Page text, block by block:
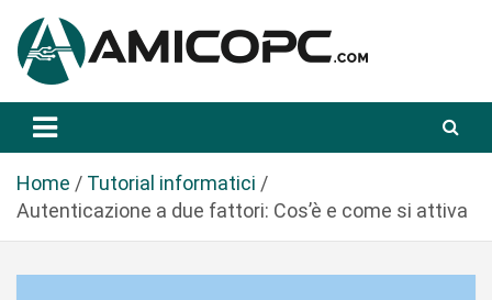
a
Amicopc.com
Home
Tutorial informatici
Autenticazione a due fattori: Cos’è e come si attiva